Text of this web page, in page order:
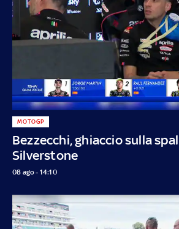
Bezzecchi, ghiaccio sulla
Silverstone
MOTOGP
08 ago - 14:10